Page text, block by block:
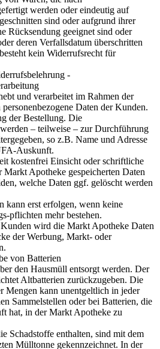
werden oder eindeutig auf
sind oder aufgrund ihrer
Rücksendung geeignet sind oder
deren Verfallsdatum überschritten
kein Widerrufsrecht für
-
und verarbeitet im Rahmen der
Daten der Kunden.
der Bestellung. Die
– teilweise – zur Durchführung
so z.B. Name und Adresse
Auskunft.
kostenfrei Einsicht oder schriftliche
Apotheke gespeicherten Daten
welche Daten ggf. gelöscht werden
kann erst erfolgen, wenn keine
pflichten mehr bestehen.
wird die Markt Apotheke Daten
der Werbung, Markt- oder
von Batterien
den Hausmüll entsorgt werden. Der
Altbatterien zurückzugeben. Die
Mengen kann unentgeltlich in jeder
Sammelstellen oder bei Batterien, die
hat, in der Markt Apotheke zu
Schadstoffe enthalten, sind mit dem
Mülltonne gekennzeichnet. In der